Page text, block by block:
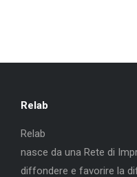
Relab
Relab
nasce da una Rete di
diffondere e favorire la